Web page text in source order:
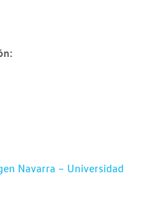
Navarra – Universidad